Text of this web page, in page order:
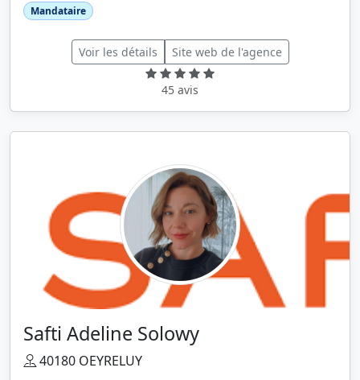
Mandataire
Voir les détails Site web de l'agence
45 avis
Safti Adeline Solowy
40180 OEYRELUY